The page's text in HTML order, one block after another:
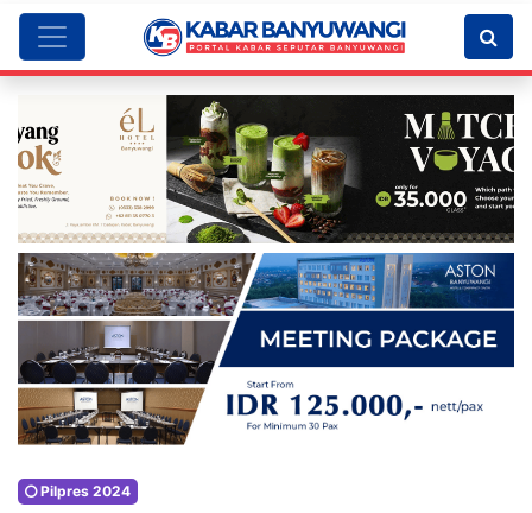
Pilpres 2024